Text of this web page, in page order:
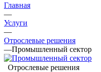
Главная
—
Услуги
—
Отрослевые решения
—Промышленный сектор
Отрослевые решения